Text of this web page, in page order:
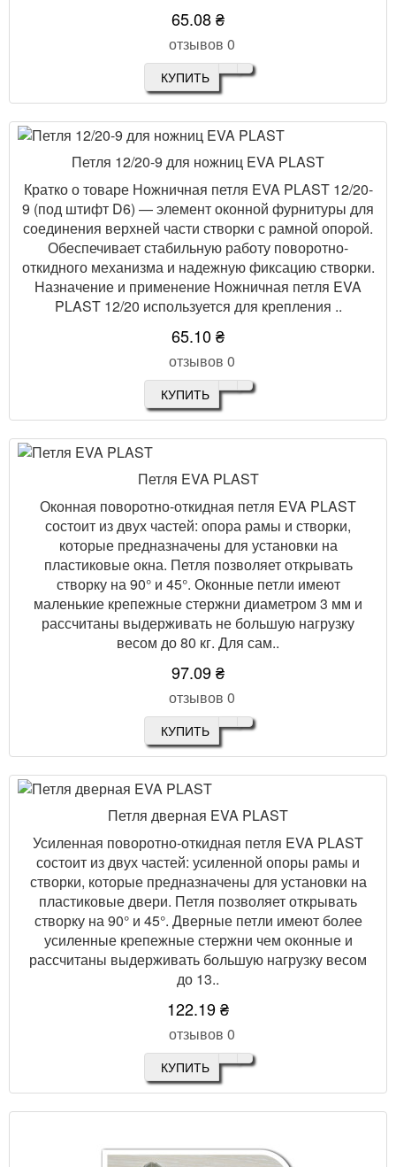
65.08 ₴
отзывов 0
КУПИТЬ
Петля 12/20-9 для ножниц EVA PLAST
Кратко о товаре Ножничная петля EVA PLAST 12/20-
9 (под штифт D6) — элемент оконной фурнитуры для
соединения верхней части створки с рамной опорой.
Обеспечивает стабильную работу поворотно-
откидного механизма и надежную фиксацию створки.
Назначение и применение Ножничная петля EVA
PLAST 12/20 используется для крепления ..
65.10 ₴
отзывов 0
КУПИТЬ
Петля EVA PLAST
Оконная поворотно-откидная петля EVA PLAST
состоит из двух частей: опора рамы и створки,
которые предназначены для установки на
пластиковые окна. Петля позволяет открывать
створку на 90° и 45°. Оконные петли имеют
маленькие крепежные стержни диаметром 3 мм и
рассчитаны выдерживать не большую нагрузку
весом до 80 кг. Для сам..
97.09 ₴
отзывов 0
КУПИТЬ
Петля дверная EVA PLAST
Усиленная поворотно-откидная петля EVA PLAST
состоит из двух частей: усиленной опоры рамы и
створки, которые предназначены для установки на
пластиковые двери. Петля позволяет открывать
створку на 90° и 45°. Дверные петли имеют более
усиленные крепежные стержни чем оконные и
рассчитаны выдерживать большую нагрузку весом
до 13..
122.19 ₴
отзывов 0
КУПИТЬ